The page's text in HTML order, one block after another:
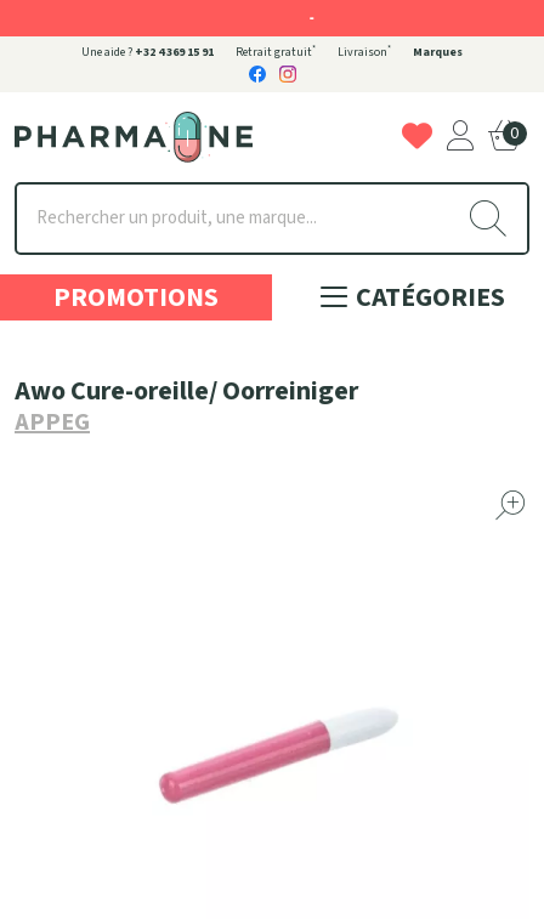
Une aide ? +32 4 369 15 91 Retrait gratuit* Livraison* Marques
Pharmaone Votre pharmacie en ligne à votre service
0
PROMOTIONS CATÉGORIES
Awo Cure-oreille/ Oorreiniger
APPEG